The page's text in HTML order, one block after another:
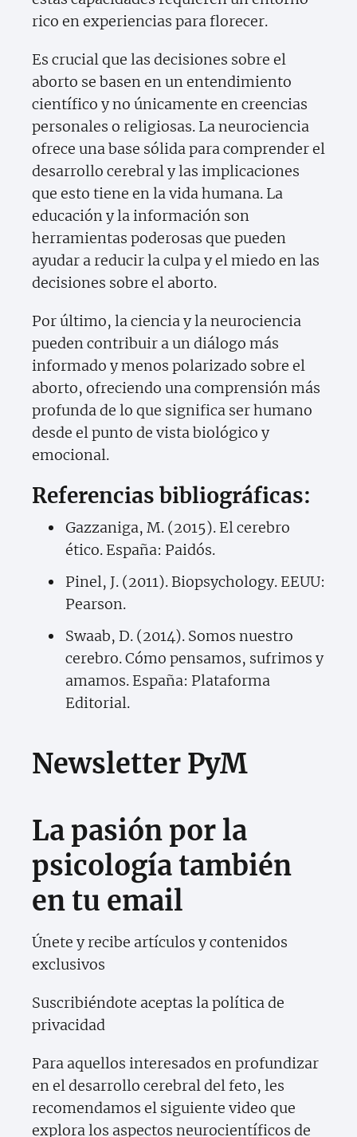
rico en experiencias para florecer.
Es crucial que las decisiones sobre el
aborto se basen en un entendimiento
científico y no únicamente en creencias
personales o religiosas. La neurociencia
ofrece una base sólida para comprender el
desarrollo cerebral y las implicaciones
que esto tiene en la vida humana. La
educación y la información son
herramientas poderosas que pueden
ayudar a reducir la culpa y el miedo en las
decisiones sobre el aborto.
Por último, la ciencia y la neurociencia
pueden contribuir a un diálogo más
informado y menos polarizado sobre el
aborto, ofreciendo una comprensión más
profunda de lo que significa ser humano
desde el punto de vista biológico y
emocional.
Referencias bibliográficas:
Gazzaniga, M. (2015). El cerebro
ético. España: Paidós.
Pinel, J. (2011). Biopsychology. EEUU:
Pearson.
Swaab, D. (2014). Somos nuestro
cerebro. Cómo pensamos, sufrimos y
amamos. España: Plataforma
Editorial.
Newsletter PyM
La pasión por la
psicología también
en tu email
Únete y recibe artículos y contenidos
exclusivos
Suscribiéndote aceptas la política de
privacidad
Para aquellos interesados en profundizar
en el desarrollo cerebral del feto, les
recomendamos el siguiente video que
explora los aspectos neurocientíficos de